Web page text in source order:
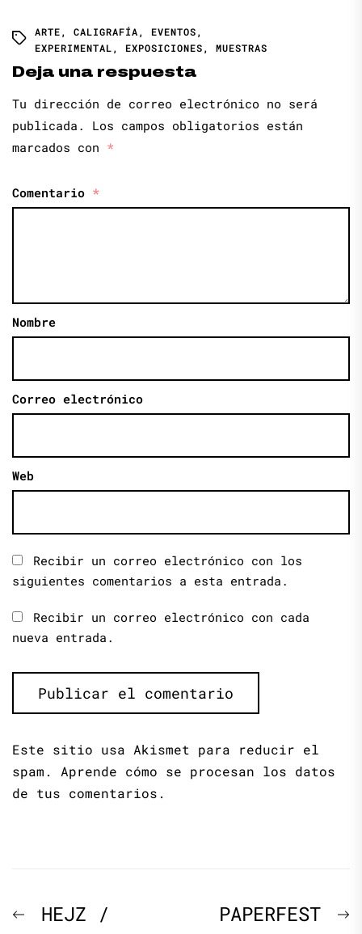
ARTE, CALIGRAFÍA, EVENTOS,
EXPERIMENTAL, EXPOSICIONES, MUESTRAS
Deja una respuesta
Tu dirección de correo electrónico no será
publicada.
Los campos obligatorios están
marcados con *
Comentario *
Nombre
Correo electrónico
Web
Recibir un correo electrónico con los
siguientes comentarios a esta entrada.
Recibir un correo electrónico con cada
nueva entrada.
Este sitio usa Akismet para reducir el
spam. Aprende cómo se procesan los datos
de tus comentarios.
Navegación
Previous
HEJZ /
PAPERFEST